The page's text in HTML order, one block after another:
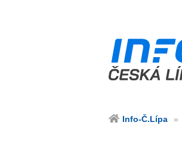
Info-Č.Lípa